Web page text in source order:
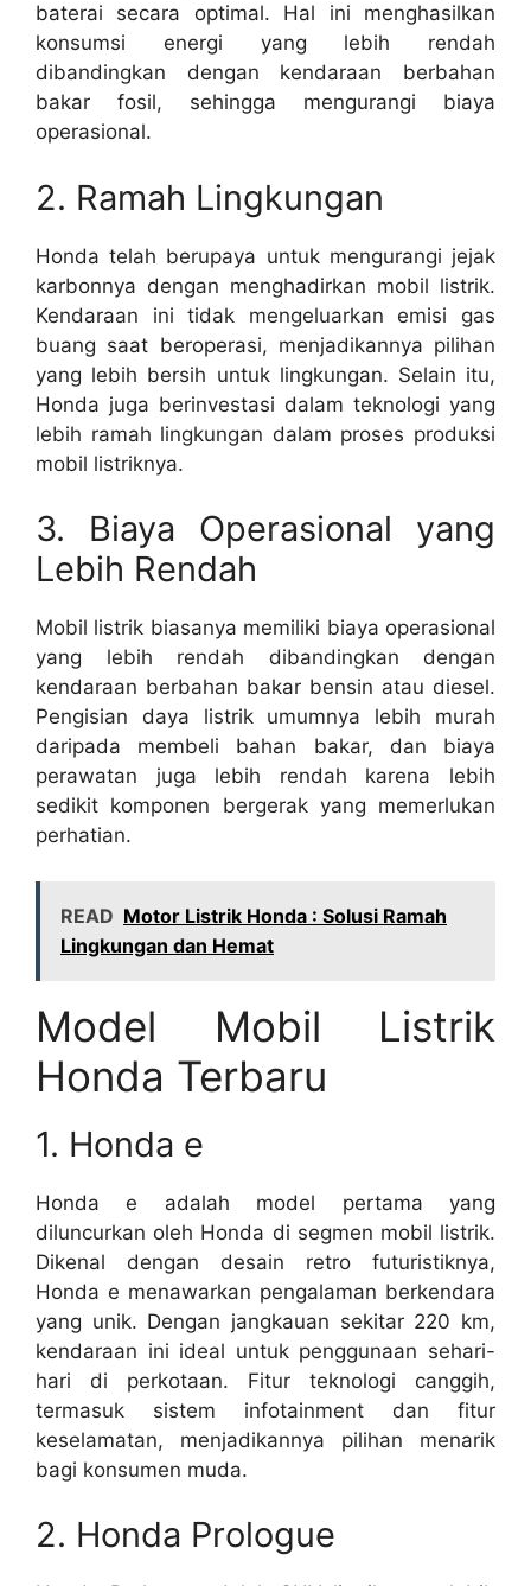
baterai secara optimal. Hal ini menghasilkan
konsumsi energi yang lebih rendah
dibandingkan dengan kendaraan berbahan
bakar fosil, sehingga mengurangi biaya
operasional.
2. Ramah Lingkungan
Honda telah berupaya untuk mengurangi jejak
karbonnya dengan menghadirkan mobil listrik.
Kendaraan ini tidak mengeluarkan emisi gas
buang saat beroperasi, menjadikannya pilihan
yang lebih bersih untuk lingkungan. Selain itu,
Honda juga berinvestasi dalam teknologi yang
lebih ramah lingkungan dalam proses produksi
mobil listriknya.
3. Biaya Operasional yang
Lebih Rendah
Mobil listrik biasanya memiliki biaya operasional
yang lebih rendah dibandingkan dengan
kendaraan berbahan bakar bensin atau diesel.
Pengisian daya listrik umumnya lebih murah
daripada membeli bahan bakar, dan biaya
perawatan juga lebih rendah karena lebih
sedikit komponen bergerak yang memerlukan
perhatian.
READ Motor Listrik Honda : Solusi Ramah
Lingkungan dan Hemat
Model Mobil Listrik
Honda Terbaru
1. Honda e
Honda e adalah model pertama yang
diluncurkan oleh Honda di segmen mobil listrik.
Dikenal dengan desain retro futuristiknya,
Honda e menawarkan pengalaman berkendara
yang unik. Dengan jangkauan sekitar 220 km,
kendaraan ini ideal untuk penggunaan sehari-
hari di perkotaan. Fitur teknologi canggih,
termasuk sistem infotainment dan fitur
keselamatan, menjadikannya pilihan menarik
bagi konsumen muda.
2. Honda Prologue